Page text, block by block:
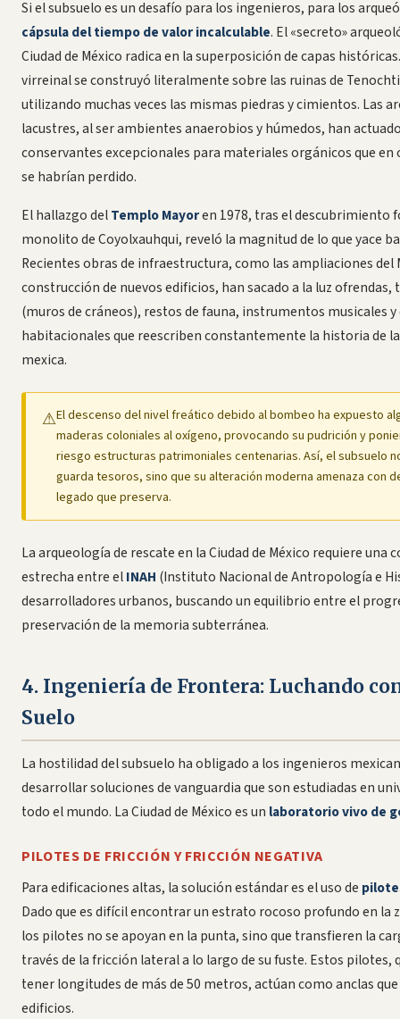
Si el subsuelo es un desafío para los ingenieros, para los
cápsula del tiempo de valor incalculable. El «secreto»
Ciudad de México radica en la superposición de capas
virreinal se construyó literalmente sobre las ruinas de
utilizando muchas veces las mismas piedras y cimientos. Las
lacustres, al ser ambientes anaerobios y húmedos, han
conservantes excepcionales para materiales orgánicos que
se habrían perdido.
El hallazgo delTemplo Mayoren 1978, tras el descubrimiento
monolito de Coyolxauhqui, reveló la magnitud de lo que yace
Recientes obras de infraestructura, como las ampliaciones del
construcción de nuevos edificios, han sacado a la luz
(muros de cráneos), restos de fauna, instrumentos musicales
habitacionales que reescriben constantemente la historia de
mexica.
⚠El descenso del nivel freático debido al bombeo ha expuesto
maderas coloniales al oxígeno, provocando su pudrición y
riesgo estructuras patrimoniales centenarias. Así, el subsuelo
guarda tesoros, sino que su alteración moderna amenaza con
legado que preserva.
La arqueología de rescate en la Ciudad de México requiere una
estrecha entre elINAH (Instituto Nacional de Antropología e
desarrolladores urbanos, buscando un equilibrio entre el
preservación de la memoria subterránea.
4. Ingeniería de Frontera: Luchando
Suelo
La hostilidad del subsuelo ha obligado a los ingenieros
desarrollar soluciones de vanguardia que son estudiadas en
todo el mundo. La Ciudad de México es un laboratorio vivo de
PILOTES DE FRICCIÓN Y FRICCIÓN NEGATIVA
Para edificaciones altas, la solución estándar es el uso de
Dado que es difícil encontrar un estrato rocoso profundo en la
los pilotes no se apoyan en la punta, sino que transfieren la
través de la fricción lateral a lo largo de su fuste. Estos pilotes,
tener longitudes de más de 50 metros, actúan como anclas
edificios.